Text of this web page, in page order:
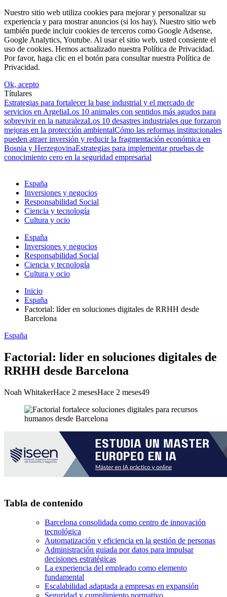
Nuestro sitio web utiliza cookies para mejorar y personalizar su
experiencia y para mostrar anuncios (si los hay). Nuestro sitio web
también puede incluir cookies de terceros como Google Adsense,
Google Analytics, Youtube. Al usar el sitio web, usted consiente el
uso de cookies. Hemos actualizado nuestra Política de Privacidad.
Por favor, haga clic en el botón para consultar nuestra Política de
Privacidad.
Ok, acepto
Títulares
Estrategias para fortalecer la base industrial y el mercado de
servicios en ArgeliaLos 10 animales con sentidos más agudos para
sobrevivir en la naturalezaLos 10 desastres industriales que forzaron
mejoras en la protección ambientalCómo las reformas institucionales
pueden atraer inversión y reducir la fragmentación económica en
Bosnia y HerzegovinaEstrategias para implementar pruebas de
conocimiento cero en la seguridad empresarial
España
Inversiones y negocios
Responsabilidad Social
Ciencia y tecnología
Cultura y ocio
España
Inversiones y negocios
Responsabilidad Social
Ciencia y tecnología
Cultura y ocio
Inicio
España
Factorial: líder en soluciones digitales de RRHH desde
Barcelona
España
Factorial: líder en soluciones digitales de
RRHH desde Barcelona
Noah WhitakerHace 2 mesesHace 2 meses49
Tabla de contenido
Barcelona consolidada como centro de innovación
tecnológica
Automatización y eficiencia en la gestión de personas
Administración guiada por datos para impulsar
decisiones estratégicas
La experiencia del empleado como elemento
fundamental
Escalabilidad adaptada a empresas en expansión